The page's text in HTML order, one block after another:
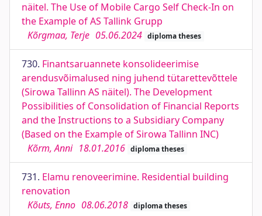
näitel. The Use of Mobile Cargo Self Check-In on
the Example of AS Tallink Grupp
Kõrgmaa, Terje 05.06.2024 diploma theses
730. Finantsaruannete konsolideerimise
arendusvõimalused ning juhend tütarettevõttele
(Sirowa Tallinn AS näitel). The Development
Possibilities of Consolidation of Financial Reports
and the Instructions to a Subsidiary Company
(Based on the Example of Sirowa Tallinn INC)
Kõrm, Anni 18.01.2016 diploma theses
731. Elamu renoveerimine. Residential building
renovation
Kõuts, Enno 08.06.2018 diploma theses